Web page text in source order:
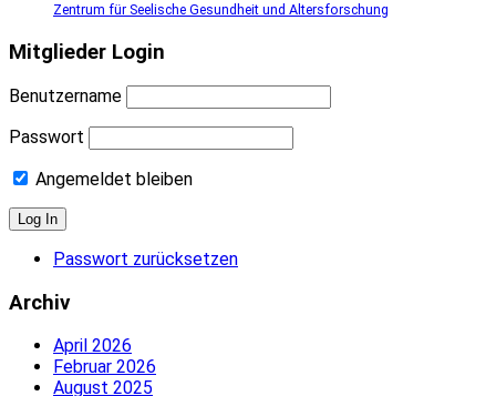
Zentrum für Seelische Gesundheit und Altersforschung
Mitglieder Login
Benutzername
Passwort
Angemeldet bleiben
Passwort zurücksetzen
Archiv
April 2026
Februar 2026
August 2025